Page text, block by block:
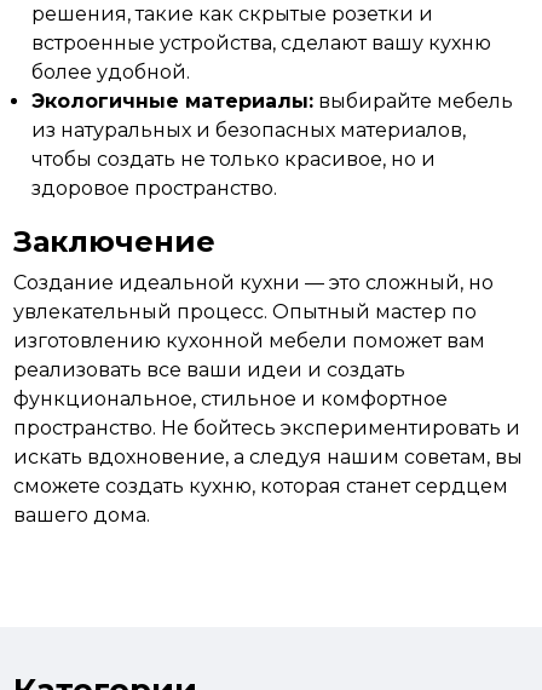
решения, такие как скрытые розетки и
встроенные устройства, сделают вашу кухню
более удобной.
Экологичные материалы: выбирайте мебель
из натуральных и безопасных материалов,
чтобы создать не только красивое, но и
здоровое пространство.
Заключение
Создание идеальной кухни — это сложный, но
увлекательный процесс. Опытный мастер по
изготовлению кухонной мебели поможет вам
реализовать все ваши идеи и создать
функциональное, стильное и комфортное
пространство. Не бойтесь экспериментировать и
искать вдохновение, а следуя нашим советам, вы
сможете создать кухню, которая станетсердцем
вашего дома.